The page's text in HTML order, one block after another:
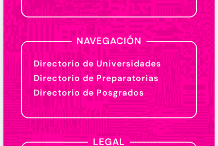
NAVEGACIÓN
Directorio de Universidades
Directorio de Preparatorias
Directorio de Posgrados
LEGAL